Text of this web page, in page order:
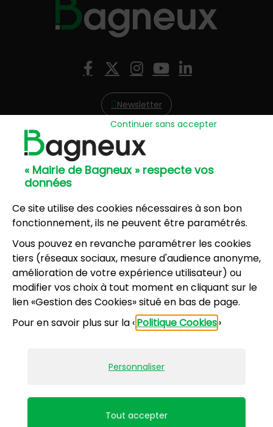
« Mairie de Bagneux » respecte vos
données
Ce site utilise des cookies nécessaires à son bon
fonctionnement, ils ne peuvent être paramétrés.
Vous pouvez en revanche paramétrer les cookies
tiers (réseaux sociaux, mesure d'audience anonyme,
amélioration de votre expérience utilisateur) ou
modifier vos choix à tout moment en cliquant sur le
lien «Gestion des Cookies» situé en bas de page.
Pour en savoir plus sur la «Politique Cookies»
Personnaliser
Continuer sans accepter
Tout accepter
Facebook
X (Twitter)
Instagram
YouTube
LinkedIn
Newsletter
Hôtel de Ville
57, avenue Henri Ravera - 92220 Bagneux
01 42 31 60 00
8, résidence du Port Galand - 92220 Bagneux
01 45 47 62 00
NOUS CONTACTER
Horaires d’ouverture:
Lundi, mercredi, jeudi, vendredi : 8h30-12h et
13h30-17h
Samedi : 9h-12h pour le service État civil (hors
vacances scolaires)
Accessibilité : partiellement conforme